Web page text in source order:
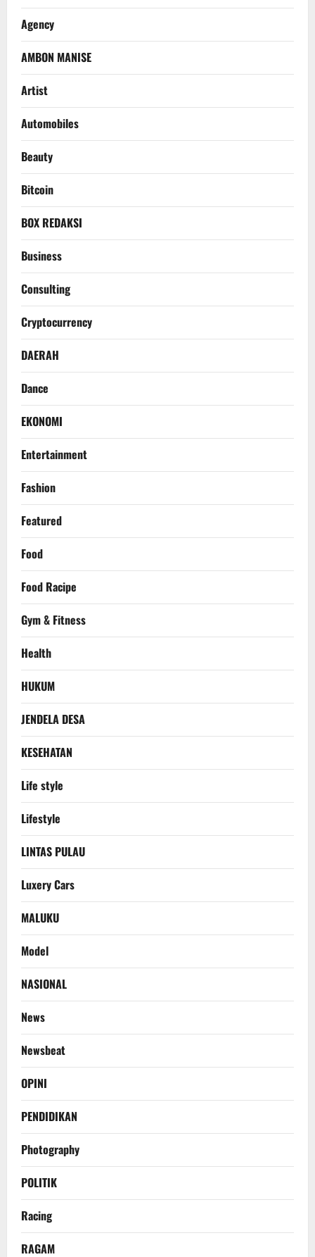
Agency
AMBON MANISE
Artist
Automobiles
Beauty
Bitcoin
BOX REDAKSI
Business
Consulting
Cryptocurrency
DAERAH
Dance
EKONOMI
Entertainment
Fashion
Featured
Food
Food Racipe
Gym & Fitness
Health
HUKUM
JENDELA DESA
KESEHATAN
Life style
Lifestyle
LINTAS PULAU
Luxery Cars
MALUKU
Model
NASIONAL
News
Newsbeat
OPINI
PENDIDIKAN
Photography
POLITIK
Racing
RAGAM